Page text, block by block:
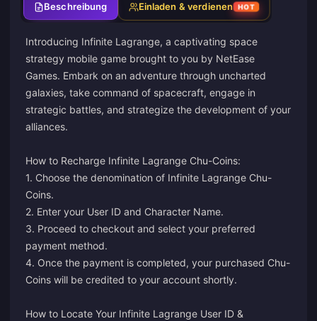
Beschreibung Einladen & verdienen HOT
Introducing Infinite Lagrange, a captivating space
strategy mobile game brought to you by NetEase
Games. Embark on an adventure through uncharted
galaxies, take command of spacecraft, engage in
strategic battles, and strategize the development of your
alliances.
How to Recharge Infinite Lagrange Chu-Coins:
1. Choose the denomination of Infinite Lagrange Chu-
Coins.
2. Enter your User ID and Character Name.
3. Proceed to checkout and select your preferred
payment method.
4. Once the payment is completed, your purchased Chu-
Coins will be credited to your account shortly.
How to Locate Your Infinite Lagrange User ID &